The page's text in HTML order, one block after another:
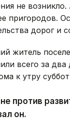
не
пригородов.
дорог и
житель
всего за
к утру
против
он.